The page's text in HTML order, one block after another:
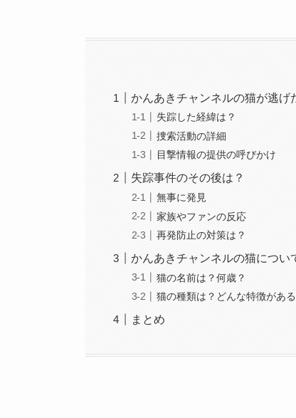
かんあきチャンネルの猫が逃げ
失踪した経緯は？
捜索活動の詳細
目撃情報の提供の呼びかけ
失踪事件のその後は？
無事に発見
家族やファンの反応
再発防止の対策は？
かんあきチャンネルの猫につい
猫の名前は？何歳？
猫の種類は？どんな特徴がある
まとめ